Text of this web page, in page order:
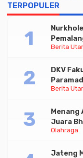
TERPOPULER
Berita
Berita
DKV
Olahraga
Menang
Juara
Jateng